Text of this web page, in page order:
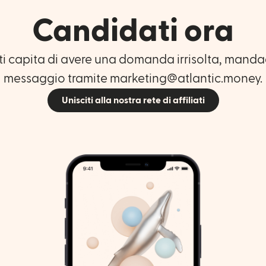
Candidati ora
ti capita di avere una domanda irrisolta,
messaggio tramite marketing@atlantic.money.
Unisciti alla nostra rete di affiliati